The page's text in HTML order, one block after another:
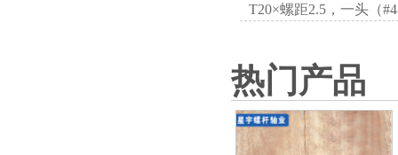
T20×螺距2.5，一头（
热门产品